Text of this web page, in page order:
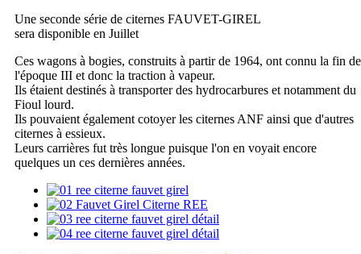
Une seconde série de citernes FAUVET-GIREL
sera disponible en Juillet
Ces wagons à bogies, construits à partir de 1964, ont connu la fin de
l'époque III et donc la traction à vapeur.
Ils étaient destinés à transporter des hydrocarbures et notamment du
Fioul lourd.
Ils pouvaient également cotoyer les citernes ANF ainsi que d'autres
citernes à essieux.
Leurs carrières fut très longue puisque l'on en voyait encore
quelques un ces dernières années.